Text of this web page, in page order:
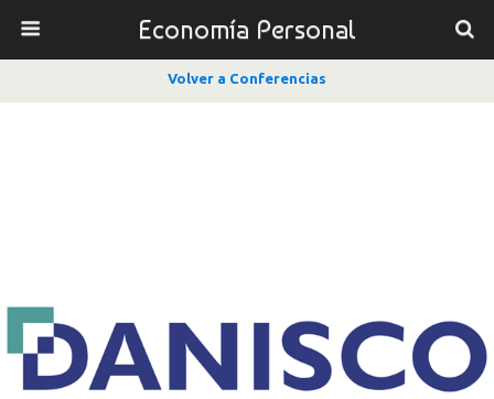
Economía Personal
Volver a Conferencias